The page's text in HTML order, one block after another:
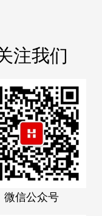
注我们
微信公众号